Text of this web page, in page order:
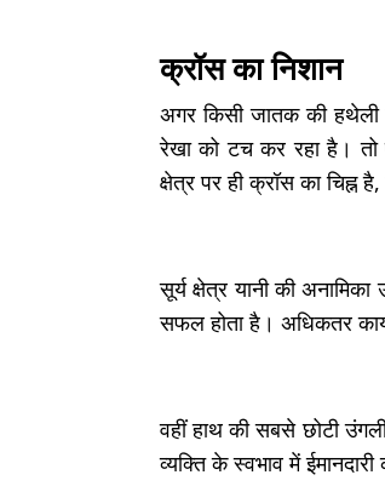
क्रॉस का निशान
अगर किसी जातक की हथेली
रेखा को टच कर रहा है। तो
क्षेत्र पर ही क्रॉस का चिह्न
सूर्य क्षेत्र यानी की
सफल होता है। अधिकतर
वहीं हाथ की सबसे छोटी
व्यक्ति के स्वभाव में